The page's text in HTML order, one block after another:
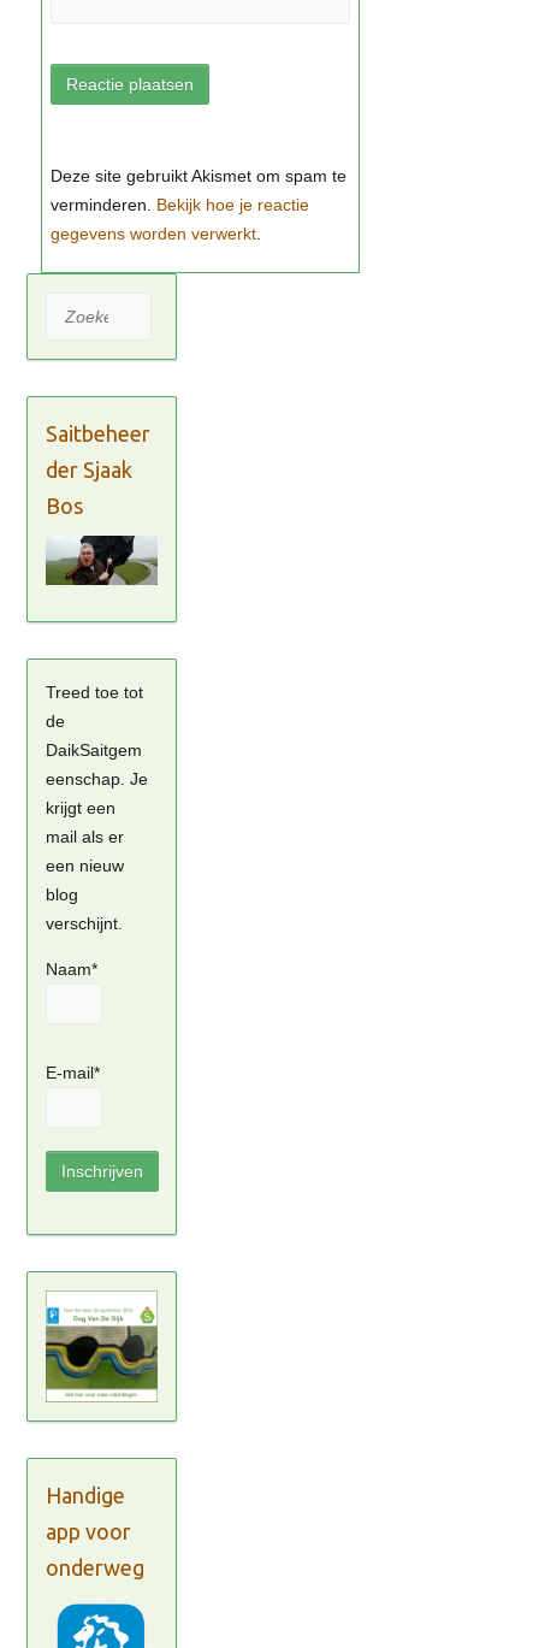
Bekijk hoe je reactie
gegevens worden verwerkt
Zoeken
Saitbeheer
der Sjaak
Bos
Treed toe tot
de
DaikSaitgem
eenschap. Je
krijgt een
mail als er
een nieuw
blog
verschijnt.
Naam*
E-mail*
Handige
app voor
onderweg